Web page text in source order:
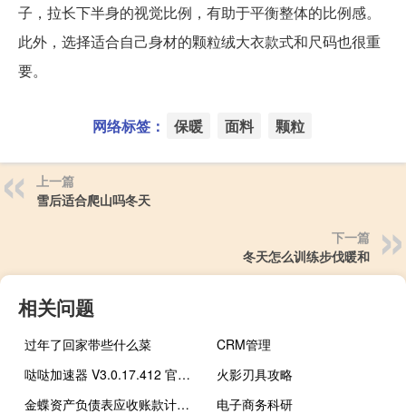
子，拉长下半身的视觉比例，有助于平衡整体的比例感。
此外，选择适合自己身材的颗粒绒大衣款式和尺码也很重
要。
网络标签： 保暖 面料 颗粒
上一篇
雪后适合爬山吗冬天
下一篇
冬天怎么训练步伐暖和
相关问题
过年了回家带些什么菜
CRM管理
哒哒加速器 V3.0.17.412 官方版（哒哒加速器 V3.0.17.412 官方版功能简介）
火影刃具攻略
金蝶资产负债表应收账款计算公式（资产负债表应收账款计算公式）
电子商务科研